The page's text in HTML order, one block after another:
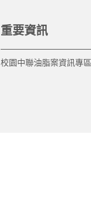
重要資訊
校園中聯油脂案資訊專區